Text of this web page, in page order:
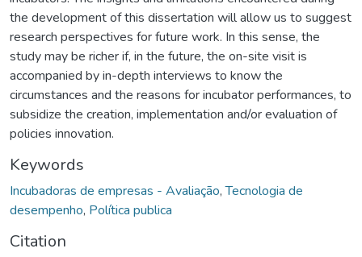
the development of this dissertation will allow us to suggest
research perspectives for future work. In this sense, the
study may be richer if, in the future, the on-site visit is
accompanied by in-depth interviews to know the
circumstances and the reasons for incubator performances, to
subsidize the creation, implementation and/or evaluation of
policies innovation.
Keywords
Incubadoras de empresas - Avaliação,Tecnologia de
desempenho, Política publica
Citation